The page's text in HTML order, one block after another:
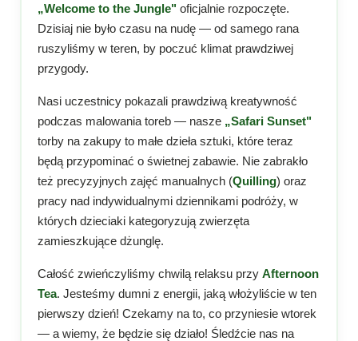
„Welcome to the Jungle" oficjalnie rozpoczęte.
Dzisiaj nie było czasu na nudę — od samego rana
ruszyliśmy w teren, by poczuć klimat prawdziwej
przygody.
Nasi uczestnicy pokazali prawdziwą kreatywność
podczas malowania toreb — nasze „Safari Sunset"
torby na zakupy to małe dzieła sztuki, które teraz
będą przypominać o świetnej zabawie. Nie zabrakło
też precyzyjnych zajęć manualnych (Quilling) oraz
pracy nad indywidualnymi dziennikami podróży, w
których dzieciaki kategoryzują zwierzęta
zamieszkujące dżunglę.
Całość zwieńczyliśmy chwilą relaksu przy Afternoon
Tea. Jesteśmy dumni z energii, jaką włożyliście w ten
pierwszy dzień! Czekamy na to, co przyniesie wtorek
— a wiemy, że będzie się działo! Śledźcie nas na